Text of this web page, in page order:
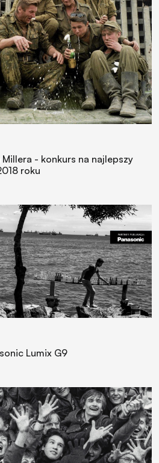
- konkurs na najlepszy
roku
Lumix G9